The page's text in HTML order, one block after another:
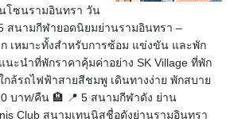
โซนรามอินทรา วัน
สนามกีฬายอดนิยมย่านรามอินทรา –
ก เหมาะทั้งสำหรับการซ้อม แข่งขัน และพัก
ะนำที่พักราคาคุ้มค่าอย่าง SK Village ที่พัก
ล้รถไฟฟ้าสายสีชมพู เดินทางง่าย พักสบาย
บาท/คืน 🏨 📍 5 สนามกีฬาดัง ย่าน
Club สนามเทนนิสชื่อดังย่านรามอินทรา